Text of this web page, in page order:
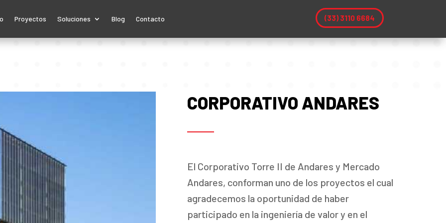
Proyectos Soluciones Blog Contacto (33) 3110 6684
CORPORATIVO ANDARES
El Corporativo Torre II de Andares y Mercado
Andares, conforman uno de los proyectos el cual
agradecemos la oportunidad de haber
participado en la ingeniería de valor y en el